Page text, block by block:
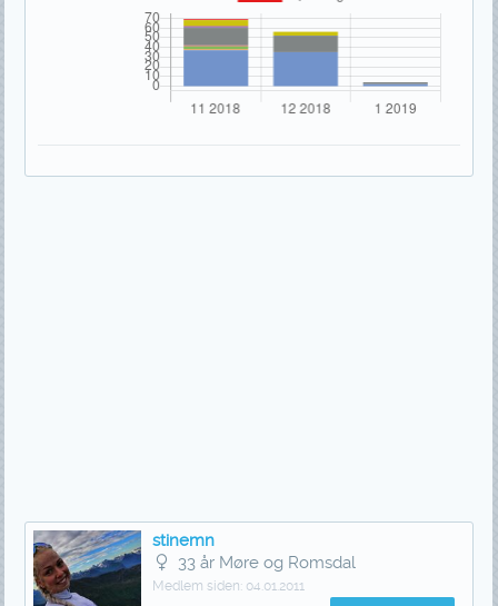
stinemn
33 år Møre og Romsdal
Medlem siden: 04.01.2011